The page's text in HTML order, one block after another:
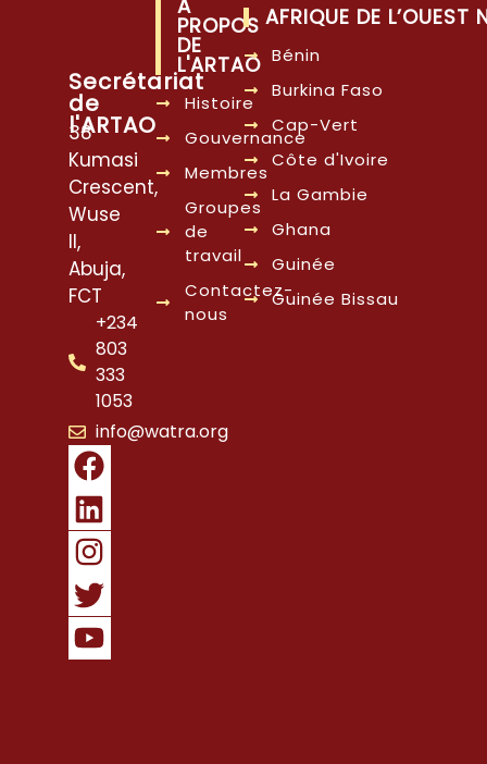
Secrétariat
de
l'ARTAO
38
Kumasi
Crescent,
Wuse
II,
Abuja,
FCT
+234
803
333
1053
info@watra.org
À
PROPOS
DE
L'ARTAO
Histoire
Gouvernance
Membres
Groupes
de
travail
Contactez-
nous
AFRIQUE DE L’OUEST
Bénin
Burkina Faso
Cap-Vert
Côte d'Ivoire
La Gambie
Ghana
Guinée
Guinée Bissau